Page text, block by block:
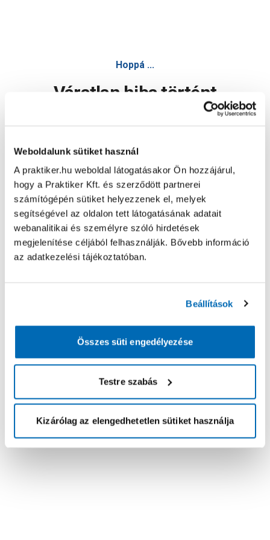
Weboldalunk sütiket használ
A praktiker.hu weboldal látogatásakor Ön hozzájárul,
hogy a Praktiker Kft. és szerződött partnerei
számítógépén sütiket helyezzenek el, melyek
segítségével az oldalon tett látogatásának adatait
webanalitikai és személyre szóló hirdetések
megjelenítése céljából felhasználják. Bővebb információ
az adatkezelési tájékoztatóban.
Beállítások
Összes süti engedélyezése
Testre szabás
Kizárólag az elengedhetetlen sütiket használja
Hoppá ...
Váratlan hiba történt
Oldal újratöltése